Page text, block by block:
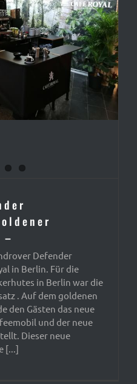
–
Defender
in Berlin. Für die
in Berlin war die
. Auf dem goldenen
den Gästen das neue
und der neue
Dieser neue
[...]